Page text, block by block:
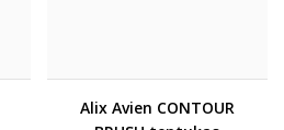
Alix Avien CONTOUR